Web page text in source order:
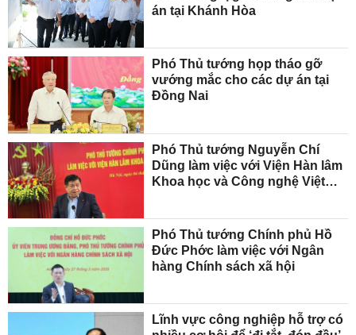
án tại Khánh Hòa
Phó Thủ tướng họp tháo gỡ
vướng mắc cho các dự án tại
Đồng Nai
Phó Thủ tướng Nguyễn Chí
Dũng làm việc với Viện Hàn lâm
Khoa học và Công nghệ Việt
Phó Thủ tướng Chính phủ Hồ
Đức Phớc làm việc với Ngân
hàng Chính sách xã hội
Lĩnh vực công nghiệp hỗ trợ có